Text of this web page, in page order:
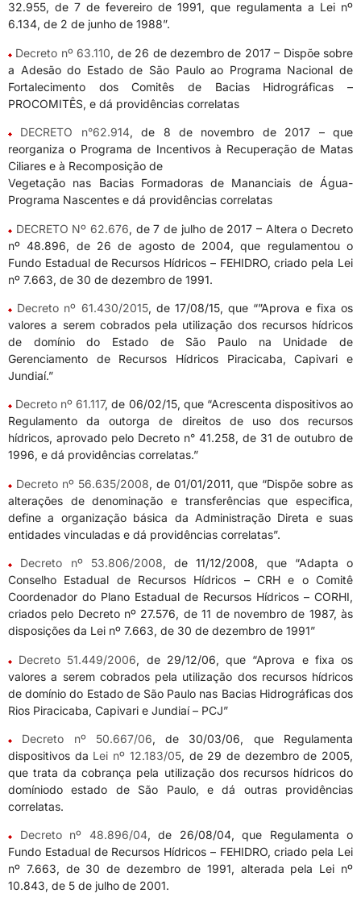
32.955, de 7 de fevereiro de 1991, que regulamenta a Lei nº
6.134, de 2 de junho de 1988”.
Decreto nº 63.110, de 26 de dezembro de 2017 – Dispõe sobre
a Adesão do Estado de São Paulo ao Programa Nacional de
Fortalecimento dos Comitês de Bacias Hidrográficas –
PROCOMITÊS, e dá providências correlatas
DECRETO n°62.914, de 8 de novembro de 2017 – que
reorganiza o Programa de Incentivos à Recuperação de Matas
Ciliares e à Recomposição de
Vegetação nas Bacias Formadoras de Mananciais de Água-
Programa Nascentes e dá providências correlatas
DECRETO Nº 62.676, de 7 de julho de 2017 – Altera o Decreto
nº 48.896, de 26 de agosto de 2004, que regulamentou o
Fundo Estadual de Recursos Hídricos – FEHIDRO, criado pela Lei
nº 7.663, de 30 de dezembro de 1991.
Decreto nº 61.430/2015, de 17/08/15, que “”Aprova e fixa os
valores a serem cobrados pela utilização dos recursos hídricos
de domínio do Estado de São Paulo na Unidade de
Gerenciamento de Recursos Hídricos Piracicaba, Capivari e
Jundiaí.”
Decreto nº 61.117, de 06/02/15, que “Acrescenta dispositivos ao
Regulamento da outorga de direitos de uso dos recursos
hídricos, aprovado pelo Decreto n° 41.258, de 31 de outubro de
1996, e dá providências correlatas.”
Decreto nº 56.635/2008, de 01/01/2011, que “Dispõe sobre as
alterações de denominação e transferências que especifica,
define a organização básica da Administração Direta e suas
entidades vinculadas e dá providências correlatas”.
Decreto nº 53.806/2008, de 11/12/2008, que “Adapta o
Conselho Estadual de Recursos Hídricos – CRH e o Comitê
Coordenador do Plano Estadual de Recursos Hídricos – CORHI,
criados pelo Decreto nº 27.576, de 11 de novembro de 1987, às
disposições da Lei nº 7.663, de 30 de dezembro de 1991”
Decreto 51.449/2006, de 29/12/06, que “Aprova e fixa os
valores a serem cobrados pela utilização dos recursos hídricos
de domínio do Estado de São Paulo nas Bacias Hidrográficas dos
Rios Piracicaba, Capivari e Jundiaí – PCJ”
Decreto nº 50.667/06, de 30/03/06, que Regulamenta
dispositivos da Lei nº 12.183/05, de 29 de dezembro de 2005,
que trata da cobrança pela utilização dos recursos hídricos do
domíniodo estado de São Paulo, e dá outras providências
correlatas.
Decreto nº 48.896/04, de 26/08/04, que Regulamenta o
Fundo Estadual de Recursos Hídricos – FEHIDRO, criado pela Lei
nº 7.663, de 30 de dezembro de 1991, alterada pela Lei nº
10.843, de 5 de julho de 2001.